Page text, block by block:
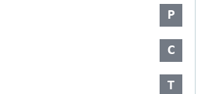
Р
С
Т